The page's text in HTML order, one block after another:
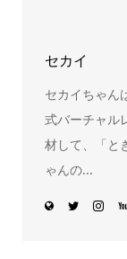
セカイ
セカイちゃん
式バーチャル
材して、「と
ゃんの...